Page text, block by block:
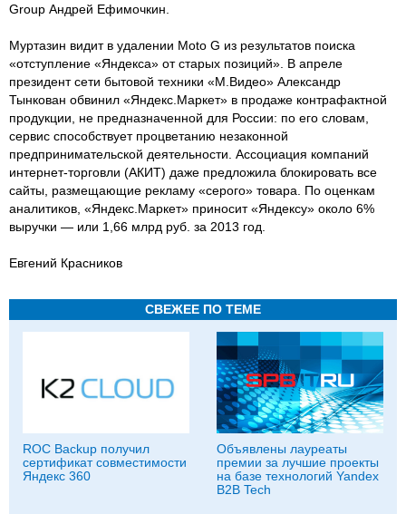
Group Андрей Ефимочкин.
Муртазин видит в удалении Moto G из результатов поиска
«отступление «Яндекса» от старых позиций». В апреле
президент сети бытовой техники «М.Видео» Александр
Тынкован обвинил «Яндекс.Маркет» в продаже контрафактной
продукции, не предназначенной для России: по его словам,
сервис способствует процветанию незаконной
предпринимательской деятельности. Ассоциация компаний
интернет-торговли (АКИТ) даже предложила блокировать все
сайты, размещающие рекламу «серого» товара. По оценкам
аналитиков, «Яндекс.Маркет» приносит «Яндексу» около 6%
выручки — или 1,66 млрд руб. за 2013 год.
Евгений Красников
СВЕЖЕЕ ПО ТЕМЕ
ROC Backup получил
сертификат совместимости
Яндекс 360
Объявлены лауреаты
премии за лучшие проекты
на базе технологий Yandex
B2B Tech